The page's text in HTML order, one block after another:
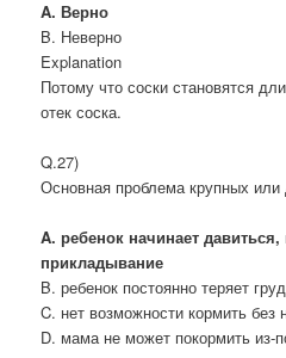
A. Верно
B. Неверно
Explanation
Потому что соски становятся
отек соска.
Q.27)
Основная проблема крупных
A. ребенок начинает
прикладывание
B. ребенок постоянно теряет
C. нет возможности кормить без
D. мама не может покормить из-